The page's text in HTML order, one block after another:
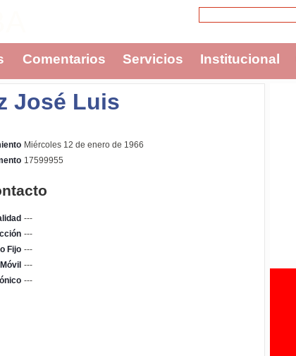
Comentarios Servicios Institucional
José Luis
Miércoles 12 de enero de 1966
17599955
---
---
Fijo ---
---
---